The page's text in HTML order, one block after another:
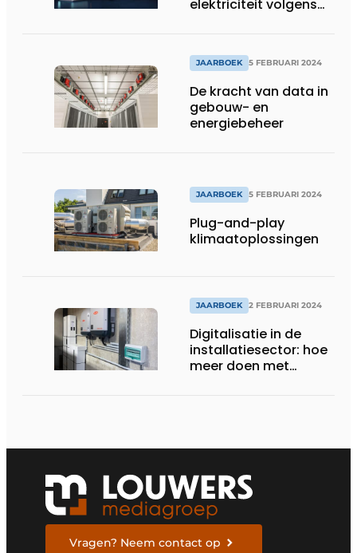
elektriciteit volgens
JAARBOEK 5 FEBRUARI 2024
De kracht van data in
gebouw- en
energiebeheer
JAARBOEK 5 FEBRUARI 2024
Plug-and-play
klimaatoplossingen
JAARBOEK 2 FEBRUARI 2024
Digitalisatie in de
installatiesector: hoe
meer doen met
Vragen? Neem contact op